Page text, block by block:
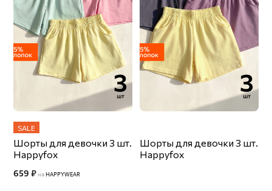
SALE
Шорты для девочки 3 шт.
Happyfox
659 ₽ на HAPPYWEAR
Шорты для девочки 3 шт.
Happyfox